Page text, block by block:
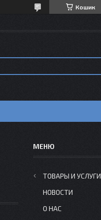
Кошик
ТОВАРЫ И УСЛУГИ
НОВОСТИ
О НАС